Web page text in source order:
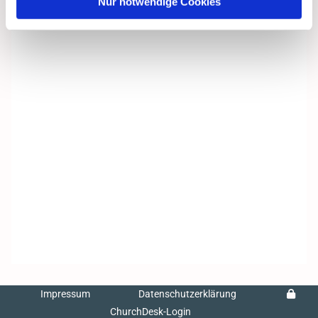
Impressum
Datenschutzerklärung
ChurchDesk-Login